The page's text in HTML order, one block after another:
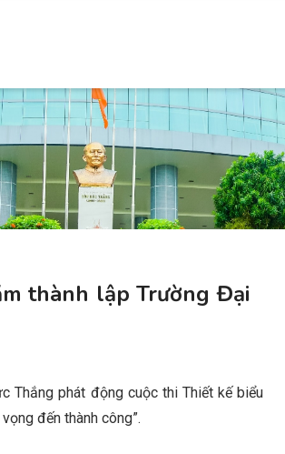
thành lập Trường Đại
Thắng phát động cuộc thi Thiết kế biểu
đến thành công”.